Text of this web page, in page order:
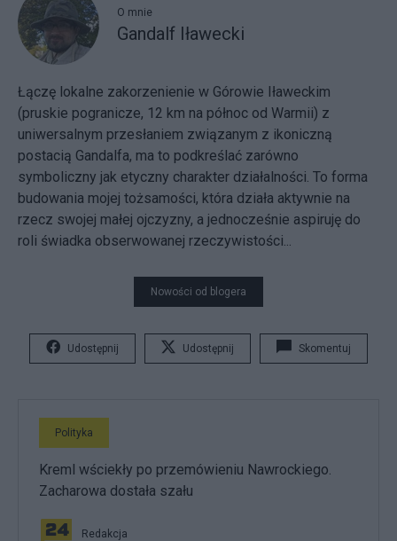
O mnie
Gandalf Iławecki
Łączę lokalne zakorzenienie w Górowie Iławeckim
(pruskie pogranicze, 12 km na północ od Warmii) z
uniwersalnym przesłaniem związanym z ikoniczną
postacią Gandalfa, ma to podkreślać zarówno
symboliczny jak etyczny charakter działalności. To forma
budowania mojej tożsamości, która działa aktywnie na
rzecz swojej małej ojczyzny, a jednocześnie aspiruję do
roli świadka obserwowanej rzeczywistości...
Nowości od blogera
Udostępnij Udostępnij Skomentuj
Polityka
Kreml wściekły po przemówieniu Nawrockiego.
Zacharowa dostała szału
Redakcja